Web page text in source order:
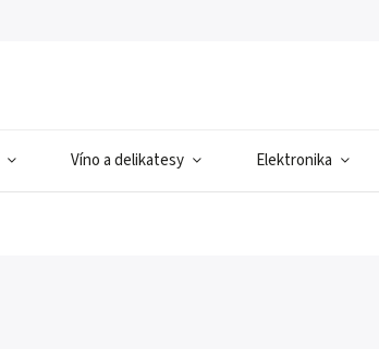
Víno a delikatesy Elektronika